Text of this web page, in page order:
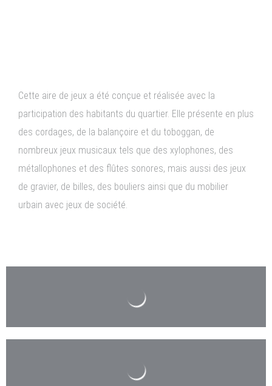
Cette aire de jeux a été conçue et réalisée avec la
participation des habitants du quartier. Elle présente en plus
des cordages, de la balançoire et du toboggan, de
nombreux jeux musicaux tels que des xylophones, des
métallophones et des flûtes sonores, mais aussi des jeux
de gravier, de billes, des bouliers ainsi que du mobilier
urbain avec jeux de société.